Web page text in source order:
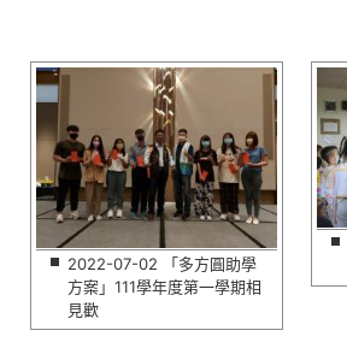
2022-07-02 「多方圓助學
方案」111學年度第一學期相
見歡